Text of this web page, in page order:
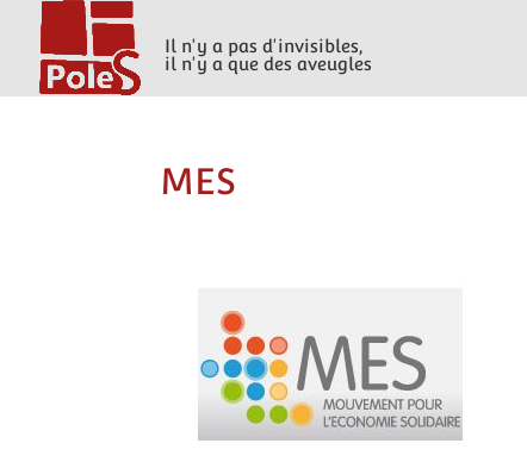
Il n'y a pas d'invisibles,
il n'y a que des aveugles
MES